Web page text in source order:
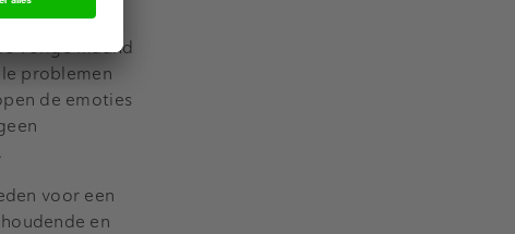
vorige maand
problemen
de emoties
voor een
en